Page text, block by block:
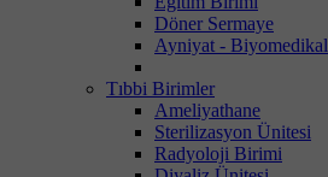
Döner Sermaye
Ayniyat - Biyomedikal
Tıbbi Birimler
Ameliyathane
Sterilizasyon Ünitesi
Radyoloji Birimi